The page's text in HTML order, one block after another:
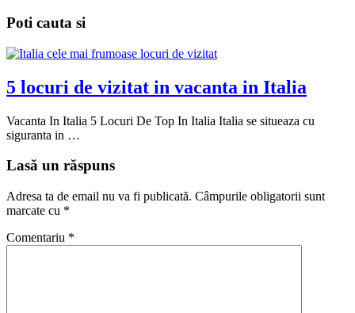
Poti cauta si
5 locuri de vizitat in vacanta in Italia
Vacanta In Italia 5 Locuri De Top In Italia Italia se situeaza cu
siguranta in …
Lasă un răspuns
Adresa ta de email nu va fi publicată. Câmpurile obligatorii sunt
marcate cu *
Comentariu *